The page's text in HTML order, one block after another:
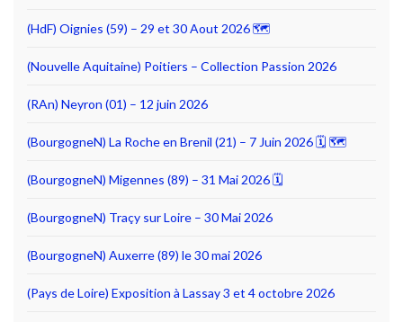
(HdF) Oignies (59) – 29 et 30 Aout 2026 🗺
(Nouvelle Aquitaine) Poitiers – Collection Passion 2026
(RAn) Neyron (01) – 12 juin 2026
(BourgogneN) La Roche en Brenil (21) – 7 Juin 2026 🗓 🗺
(BourgogneN) Migennes (89) – 31 Mai 2026 🗓
(BourgogneN) Traçy sur Loire – 30 Mai 2026
(BourgogneN) Auxerre (89) le 30 mai 2026
(Pays de Loire) Exposition à Lassay 3 et 4 octobre 2026